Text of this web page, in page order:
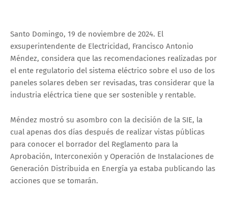
Santo Domingo, 19 de noviembre de 2024. El
exsuperintendente de Electricidad, Francisco Antonio
Méndez, considera que las recomendaciones realizadas por
el ente regulatorio del sistema eléctrico sobre el uso de los
paneles solares deben ser revisadas, tras considerar que la
industria eléctrica tiene que ser sostenible y rentable.
Méndez mostró su asombro con la decisión de la SIE, la
cual apenas dos días después de realizar vistas públicas
para conocer el borrador del Reglamento para la
Aprobación, Interconexión y Operación de Instalaciones de
Generación Distribuida en Energía ya estaba publicando las
acciones que se tomarán.